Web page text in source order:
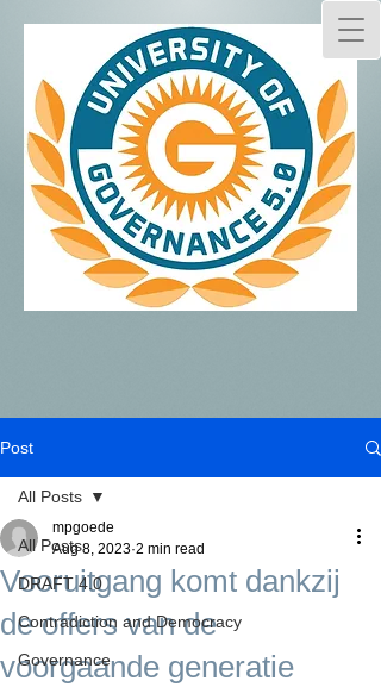
Post
All Posts
DRAFT 4.0
Contradiction and Democracy
Governance
All Posts
Vooruitgang komt dankzij
de offers van de
voorgaande generatie
mpgoede
Aug 8, 2023 2 min read